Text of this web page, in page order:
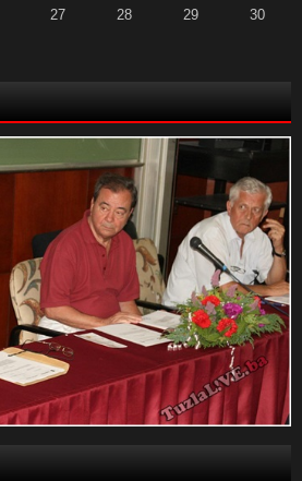
27 28 29
30